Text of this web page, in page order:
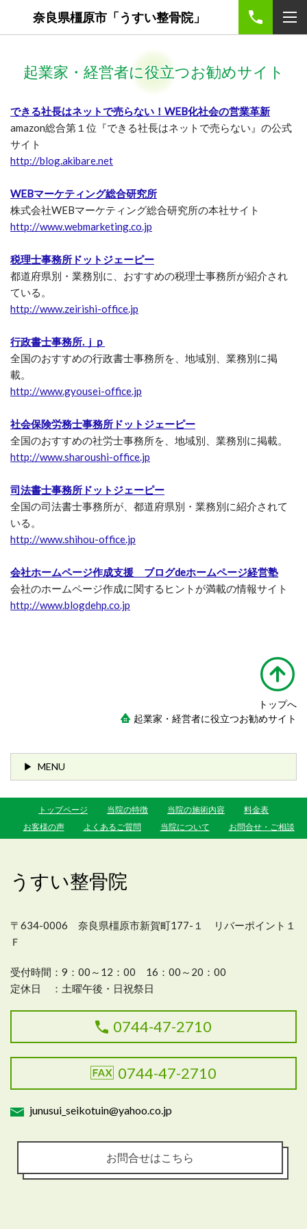
奈良県橿原市「うすい整骨院」
起業家・経営者に役立つお勧めサイト
できる社長はネットで売らない！WEB化社会の営業革新
amazon総合第１位『できる社長はネットで売らない』の公式
サイト
http://blog.akibare.net
WEBマーケティング総合研究所
株式会社WEBマーケティング総合研究所の本社サイト
http://www.webmarketing.co.jp
税理士事務所ドットジェーピー
都道府県別・業務別に、おすすめの税理士事務所が紹介され
ている。
http://www.zeirishi-office.jp
行政書士事務所.ｊｐ
全国のおすすめの行政書士事務所を、地域別、業務別に掲
載。
http://www.gyousei-office.jp
社会保険労務士事務所ドットジェーピー
全国のおすすめの社労士事務所を、地域別、業務別に掲載。
http://www.sharoushi-office.jp
司法書士事務所ドットジェーピー
全国の司法書士事務所が、都道府県別・業務別に紹介されて
いる。
http://www.shihou-office.jp
会社ホームページ作成支援 ブログdeホームページ経営塾
会社のホームページ作成に関するヒントが満載の情報サイト
http://www.blogdehp.co.jp
トップへ
起業家・経営者に役立つお勧めサイト
MENU
トップページ 当院の特徴 当院の施術内容
料金表
お客様の声
よくあるご質問 当院について お問合せ・ご相談
うすい整骨院
〒634-0006 奈良県橿原市新賀町177-１ リバーポイント１
Ｆ
受付時間： 9：00～12：00 16：00～20：00
定休日 ： 土曜午後・日祝祭日
0744-47-2710
0744-47-2710
junusui_seikotuin@yahoo.co.jp
お問合せはこちら